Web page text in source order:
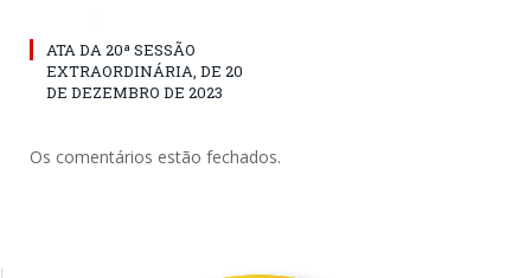
ATA DA 20ª SESSÃO
EXTRAORDINÁRIA, DE 20
DE DEZEMBRO DE 2023
Os comentários estão fechados.